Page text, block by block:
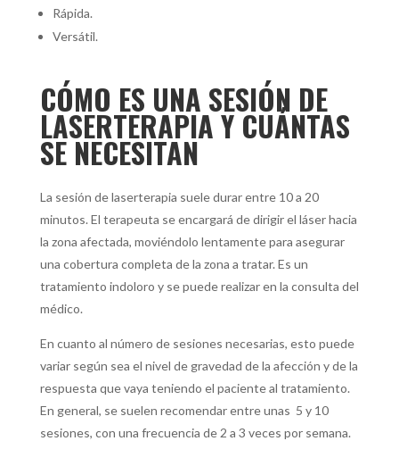
Rápida.
Versátil.
CÓMO ES UNA SESIÓN DE
LASERTERAPIA Y CUÁNTAS
SE NECESITAN
La sesión de laserterapia suele durar entre 10 a 20
minutos. El terapeuta se encargará de dirigir el láser hacia
la zona afectada, moviéndolo lentamente para asegurar
una cobertura completa de la zona a tratar. Es un
tratamiento indoloro y se puede realizar en la consulta del
médico.
En cuanto al número de sesiones necesarias, esto puede
variar según sea el nivel de gravedad de la afección y de la
respuesta que vaya teniendo el paciente al tratamiento.
En general, se suelen recomendar entre unas 5 y 10
sesiones, con una frecuencia de 2 a 3 veces por semana.